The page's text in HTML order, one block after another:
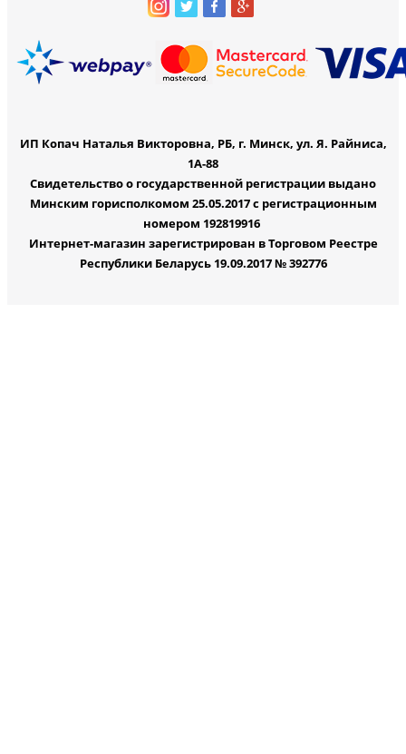
ИП Копач Наталья Викторовна, РБ, г. Минск, ул. Я. Райниса,
1А-88
Свидетельство о государственной регистрации выдано
Минским горисполкомом 25.05.2017 с регистрационным
номером 192819916
Интернет-магазин зарегистрирован в Торговом Реестре
Республики Беларусь 19.09.2017 № 392776